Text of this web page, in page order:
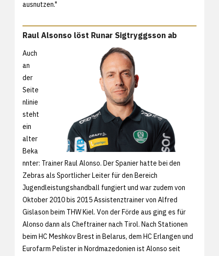
ausnutzen."
Raul Alsonso löst Runar Sigtryggsson ab
Auch
an
der
Seite
nlinie
steht
ein
alter
Beka
nnter: Trainer Raul Alonso. Der Spanier hatte bei den
Zebras als Sportlicher Leiter für den Bereich
Jugendleistungshandball fungiert und war zudem von
Oktober 2010 bis 2015 Assistenztrainer von Alfred
Gislason beim THW Kiel. Von der Förde aus ging es für
Alonso dann als Cheftrainer nach Tirol. Nach Stationen
beim HC Meshkov Brest in Belarus, dem HC Erlangen und
Eurofarm Pelister in Nordmazedonien ist Alonso seit